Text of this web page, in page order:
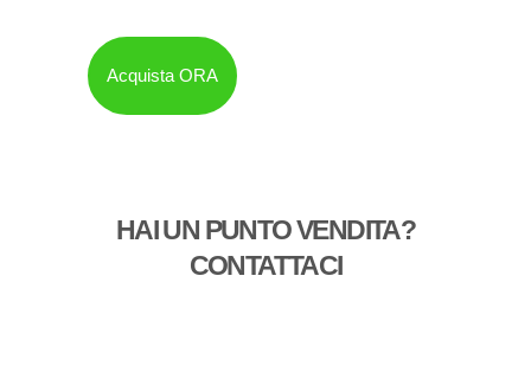
Acquista ORA
HAI UN PUNTO VENDITA?
CONTATTACI